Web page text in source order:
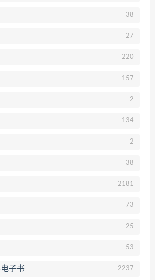
38
27
220
157
2
134
2
38
2181
73
25
53
子书 2237